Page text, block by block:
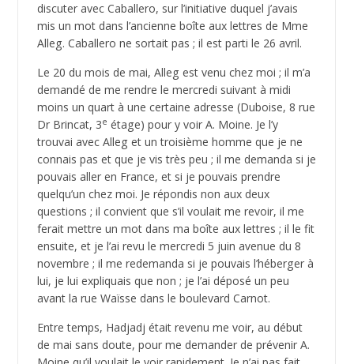
discuter avec Caballero, sur l’initiative duquel j’avais
mis un mot dans l’ancienne boîte aux lettres de Mme
Alleg. Caballero ne sortait pas ; il est parti le 26 avril.
Le 20 du mois de mai, Alleg est venu chez moi ; il m’a
demandé de me rendre le mercredi suivant à midi
moins un quart à une certaine adresse (Duboise, 8 rue
Dr Brincat, 3e étage) pour y voir A. Moine. Je l’y
trouvai avec Alleg et un troisième homme que je ne
connais pas et que je vis très peu ; il me demanda si je
pouvais aller en France, et si je pouvais prendre
quelqu’un chez moi. Je répondis non aux deux
questions ; il convient que s’il voulait me revoir, il me
ferait mettre un mot dans ma boîte aux lettres ; il le fit
ensuite, et je l’ai revu le mercredi 5 juin avenue du 8
novembre ; il me redemanda si je pouvais l’héberger à
lui, je lui expliquais que non ; je l’ai déposé un peu
avant la rue Waïsse dans le boulevard Carnot.
Entre temps, Hadjadj était revenu me voir, au début
de mai sans doute, pour me demander de prévenir A.